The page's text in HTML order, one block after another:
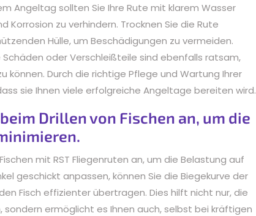
Angeltag sollten Sie Ihre Rute mit klarem Wasser
zu verhindern. Trocknen Sie die Rute
Hülle, um Beschädigungen zu vermeiden.
oder Verschleißteile sind ebenfalls ratsam,
Durch die richtige Pflege und Wartung Ihrer
sie Ihnen viele erfolgreiche Angeltage bereiten wird.
Drillen von Fischen an, um die
mit RST Fliegenruten an, um die Belastung auf
geschickt anpassen, können Sie die Biegekurve der
Fisch effizienter übertragen. Dies hilft nicht nur, die
sondern ermöglicht es Ihnen auch, selbst bei kräftigen